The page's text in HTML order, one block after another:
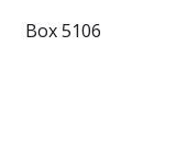
Box 5106